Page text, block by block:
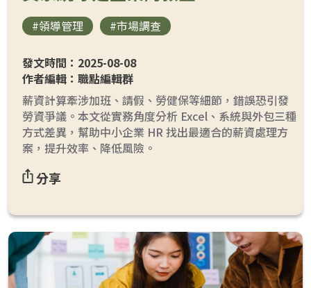
#領導管理 #市場調查
發文時間：2025-08-08
作者編輯：職點編輯群
薪資計算牽涉加班、請假、勞健保等細節，錯誤恐引發
勞資爭議。本文從實務角度分析 Excel、系統與外包三種
方式差異，幫助中小企業 HR 找出最適合的薪資處理方
案，提升效率、降低風險。
分享